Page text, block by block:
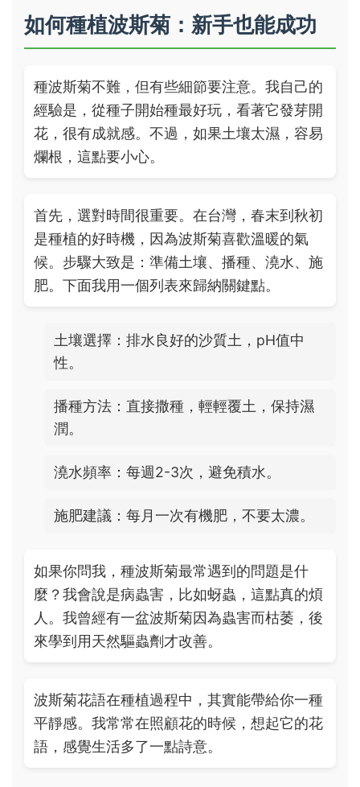
如何種植波斯菊：新手也能成功
種波斯菊不難，但有些細節要注意。我自己的
經驗是，從種子開始種最好玩，看著它發芽開
花，很有成就感。不過，如果土壤太濕，容易
爛根，這點要小心。
首先，選對時間很重要。在台灣，春末到秋初
是種植的好時機，因為波斯菊喜歡溫暖的氣
候。步驟大致是：準備土壤、播種、澆水、施
肥。下面我用一個列表來歸納關鍵點。
土壤選擇：排水良好的沙質土，pH值中
性。
播種方法：直接撒種，輕輕覆土，保持濕
潤。
澆水頻率：每週2-3次，避免積水。
施肥建議：每月一次有機肥，不要太濃。
如果你問我，種波斯菊最常遇到的問題是什
麼？我會說是病蟲害，比如蚜蟲，這點真的煩
人。我曾經有一盆波斯菊因為蟲害而枯萎，後
來學到用天然驅蟲劑才改善。
波斯菊花語在種植過程中，其實能帶給你一種
平靜感。我常常在照顧花的時候，想起它的花
語，感覺生活多了一點詩意。